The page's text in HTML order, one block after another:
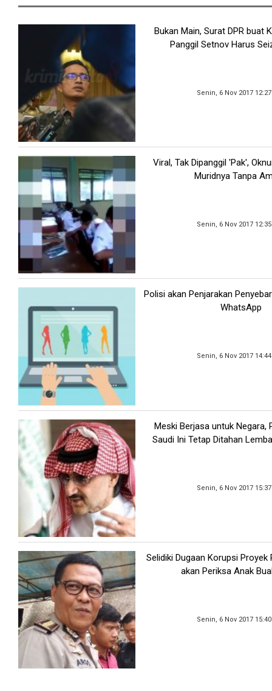
Bukan Main, Surat DPR buat
Panggil Setnov Harus
Senin, 6 Nov 2017
Viral, Tak Dipanggil 'Pak',
Muridnya Tanpa
Senin, 6 Nov 2017
Polisi akan Penjarakan
WhatsApp
Senin, 6 Nov 2017
Meski Berjasa untuk Negara,
Saudi Ini Tetap Ditahan
Senin, 6 Nov 2017
Selidiki Dugaan Korupsi Proyek
akan Periksa Anak
Senin, 6 Nov 2017